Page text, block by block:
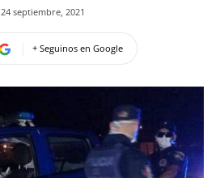
24 septiembre, 2021
+ Seguinos en Google